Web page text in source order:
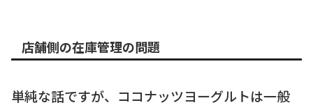
店舗側の在庫管理の問題
単純な話ですが、ココナッツヨーグルトは一般